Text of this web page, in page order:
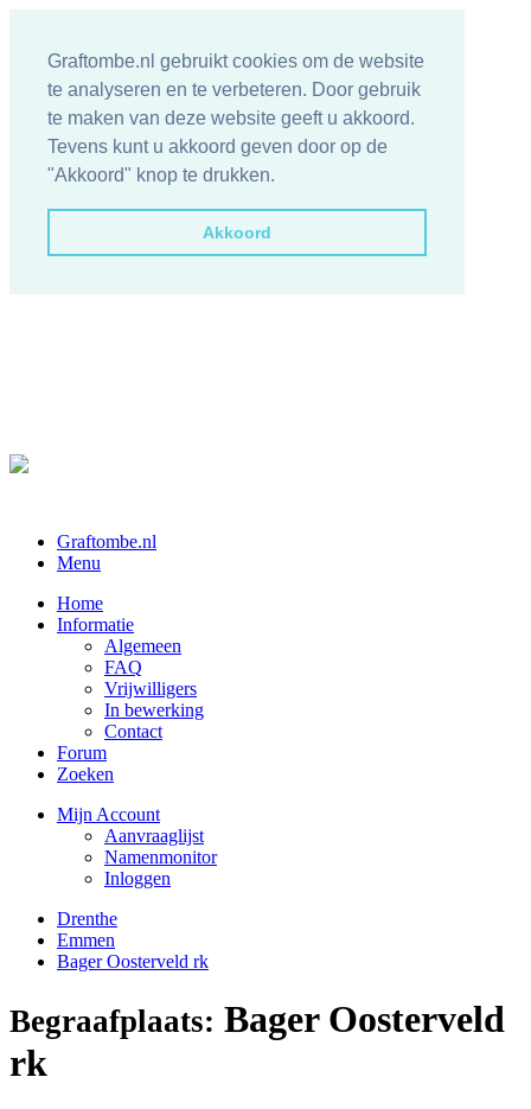
Graftombe.nl gebruikt cookies om de website
te analyseren en te verbeteren. Door gebruik
te maken van deze website geeft u akkoord.
Tevens kunt u akkoord geven door op de
"Akkoord" knop te drukken.
Akkoord
Graftombe.nl
Menu
Home
Informatie
Algemeen
FAQ
Vrijwilligers
In bewerking
Contact
Forum
Zoeken
Mijn Account
Aanvraaglijst
Namenmonitor
Inloggen
Drenthe
Emmen
Bager Oosterveld rk
Begraafplaats: Bager Oosterveld
rk